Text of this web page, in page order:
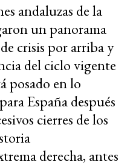
andaluzas de la
un panorama
crisis por arriba y
del ciclo vigente
posado en lo
España después
cierres de los
derecha, antes